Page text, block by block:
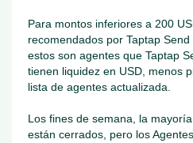
Para montos inferiores a 200
recomendados por Taptap
estos son agentes que Taptap
tienen liquidez en USD, menos
lista de agentes actualizada.
Los fines de semana, la
están cerrados, pero los